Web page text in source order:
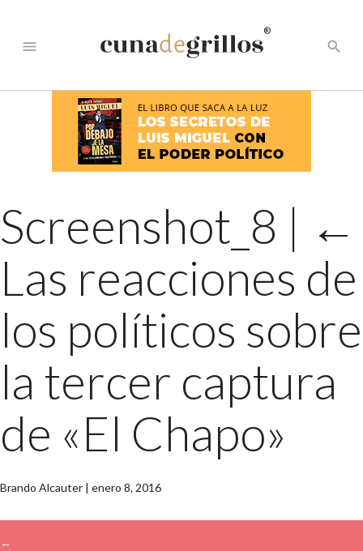
menu
®
search
Screenshot_8 | ←
Las reacciones de
los políticos sobre
la tercer captura
de «El Chapo»
Brando Alcauter | enero 8, 2016
←